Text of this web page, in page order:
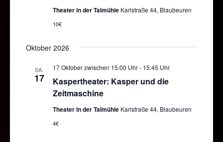
Theater in der Talmühle Karlstraße 44, Blaubeuren
10€
Oktober 2026
SA.
17
Kaspertheater: Kasper und die
Zeitmaschine
17 Oktober zwischen 15:00 Uhr- 15:45 Uhr
Theater in der Talmühle Karlstraße 44, Blaubeuren
4€